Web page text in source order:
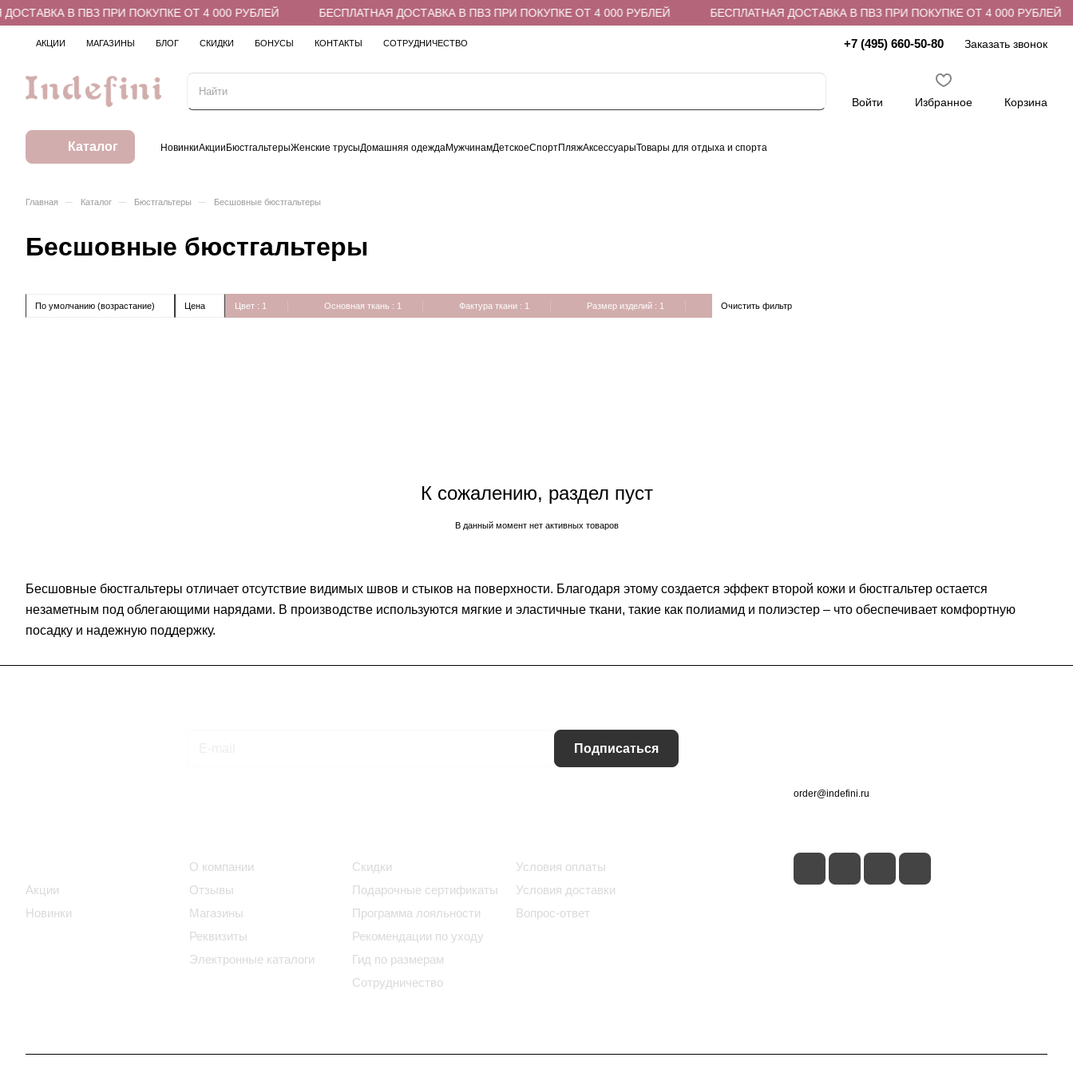
В ПВЗ ПРИ ПОКУПКЕ ОТ 4 000 РУБЛЕЙ БЕСПЛАТНАЯ ДОСТАВКА В ПВЗ ПРИ ПОКУПКЕ ОТ 4 000 РУБЛЕЙ БЕСПЛАТНАЯ ДОСТАВКА В ПВЗ ПРИ ПОКУПКЕ ОТ 4 000 РУБЛЕЙ
АКЦИИ МАГАЗИНЫ БЛОГ СКИДКИ БОНУСЫ КОНТАКТЫ СОТРУДНИЧЕСТВО +7 (495) 660-50-80 Заказать звонок
Войти Избранное Корзина
Каталог НовинкиАкцииБюстгальтерыЖенские трусыДомашняя одеждаМужчинамДетскоеСпортПляжАксессуарыТовары для отдыха и спорта
Главная – Каталог – Бюстгальтеры – Бесшовные бюстгальтеры
Бесшовные бюстгальтеры
По умолчанию (возрастание) Цена Цвет : 1 Основная ткань : 1 Фактура ткани : 1 Размер изделий : 1 Очистить фильтр
К сожалению, раздел пуст
В данный момент нет активных товаров
Бесшовные бюстгальтеры отличает отсутствие видимых швов и стыков на поверхности. Благодаря этому создается эффект второй кожи и бюстгальтер остается
незаметным под облегающими нарядами. В производстве используются мягкие и эластичные ткани, такие как полиамид и полиэстер – что обеспечивает комфортную
посадку и надежную поддержку.
Подписаться
Акции
Новинки
О компании
Отзывы
Магазины
Реквизиты
Электронные каталоги
Скидки
Подарочные сертификаты
Программа лояльности
Рекомендации по уходу
Гид по размерам
Сотрудничество
Условия оплаты
Условия доставки
Вопрос-ответ
order@indefini.ru